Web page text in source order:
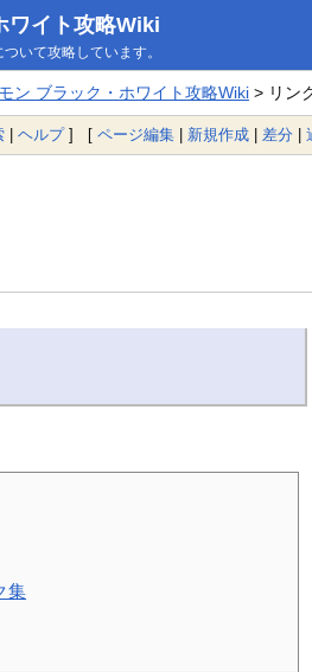
ワイト攻略Wiki
いて攻略しています。
ン ブラック・ホワイト攻略Wiki> リン
| ヘルプ] [ ページ編集 | 新規作成 | 差分 |
集